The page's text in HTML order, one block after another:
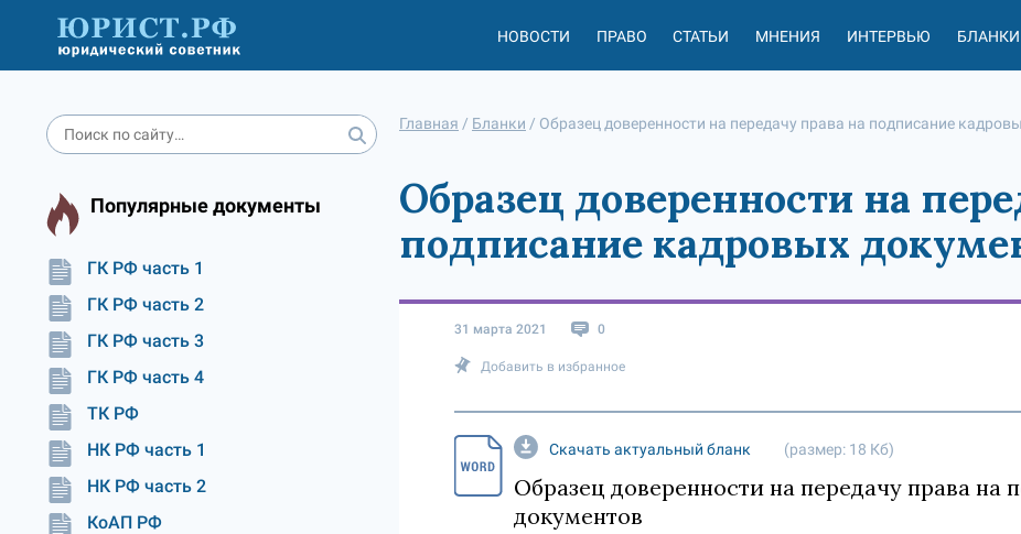
НОВОСТИ ПРАВО СТАТЬИ МНЕНИЯ ИНТЕРВЬЮ БЛАНКИ
Популярные документы
ГК РФ часть 1
ГК РФ часть 2
ГК РФ часть 3
ГК РФ часть 4
ТК РФ
НК РФ часть 1
НК РФ часть 2
КоАП РФ
Главная / Бланки / Образец доверенности на передачу права на подписание
Образец доверенности на
подписание кадровых
31 марта 2021 0
Добавить в избранное
Скачать актуальный бланк (размер: 18 Кб)
Образец доверенности на передачу права на
документов